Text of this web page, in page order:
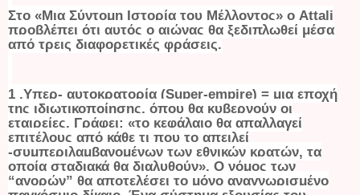
Στο «Μια Σύντομη Ιστορία του Μέλλοντος» ο Attali
προβλέπει ότι αυτός ο αιώνας θα ξεδιπλωθεί μέσα
από τρεις διαφορετικές φράσεις.
1 .Υπερ- αυτοκρατορία (Super-empire) = μια εποχή
της ιδιωτικοποίησης, όπου θα κυβερνούν οι
εταιρείες. Γράφει: «το κεφάλαιο θα απαλλαγεί
επιτέλους από κάθε τι που το απειλεί
-συμπεριλαμβανομένων των εθνικών κρατών, τα
οποία σταδιακά θα διαλυθούν». Ο νόμος των
“αγορών” θα αποτελέσει το μόνο αναγνωρισμένο